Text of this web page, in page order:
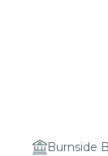
Burnside